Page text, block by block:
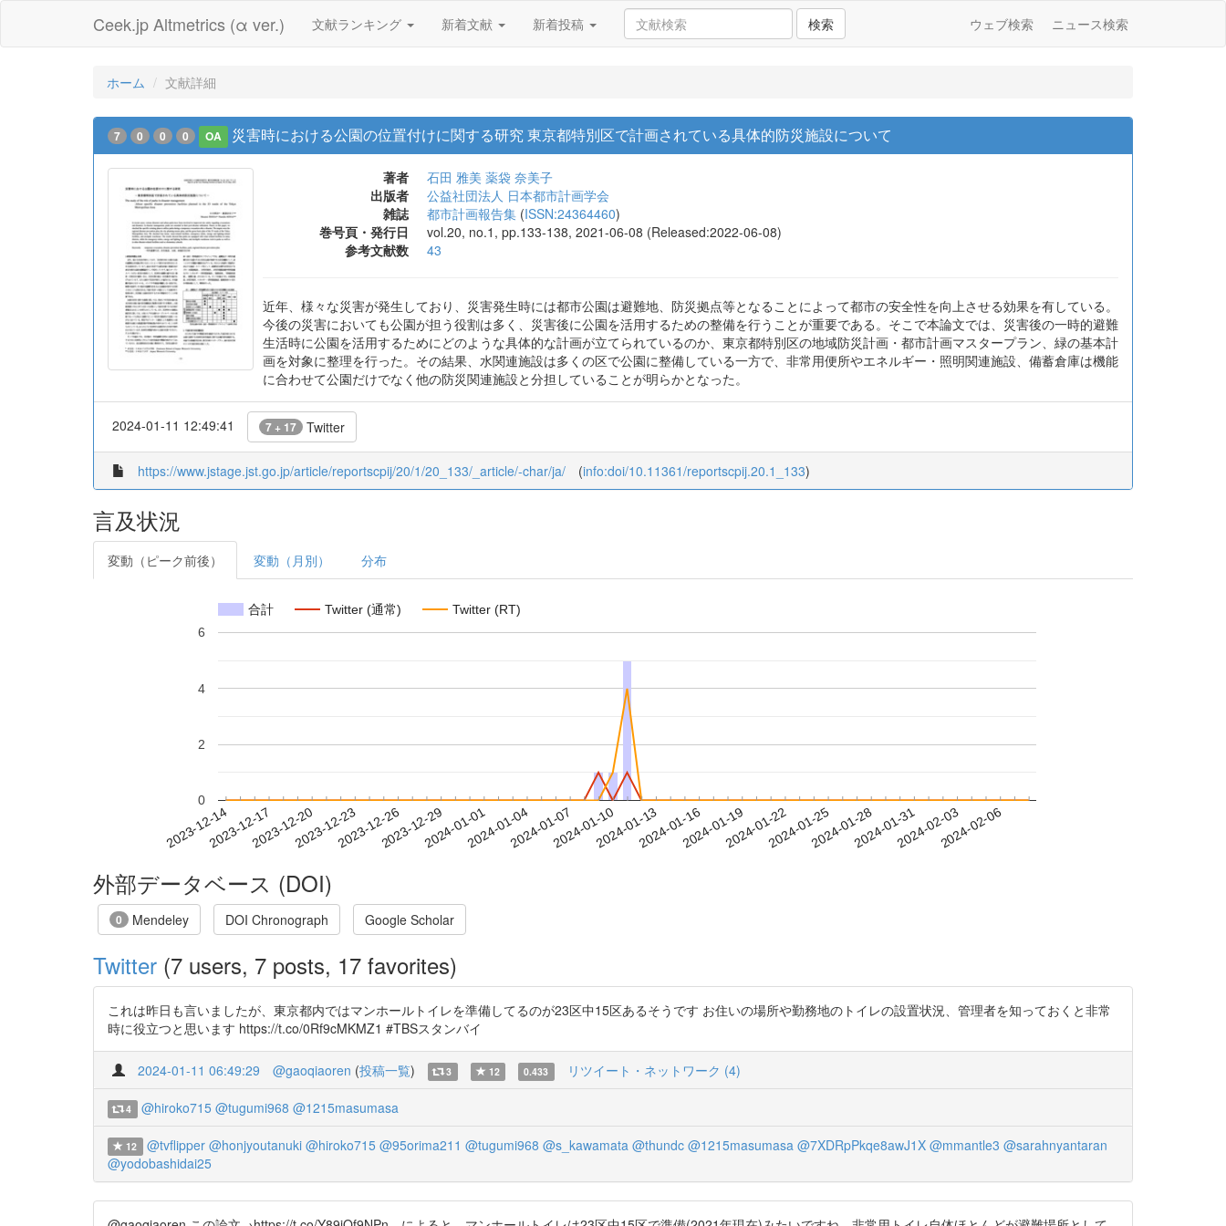
Ceek.jp Altmetrics (α ver.) 文献ランキング 新着文献 新着投稿 検索 ウェブ検索 ニュース検索
ホーム 文献詳細
7 0 0 0 OA 災害時における公園の位置付けに関する研究 東京都特別区で計画されている具体的防災施設について
著者 石田 雅美 薬袋 奈美子
出版者
公益社団法人 日本都市計画学会
雑誌
都市計画報告集 (ISSN:24364460)
巻号頁・発行日
vol.20, no.1, pp.133-138, 2021-06-08 (Released:2022-06-08)
参考文献数
43
近年、様々な災害が発生しており、災害発生時には都市公園は避難地、防災拠点等となることによって都市の安全性を向上させる効果を有している。
今後の災害においても公園が担う役割は多く、災害後に公園を活用するための整備を行うことが重要である。そこで本論文では、災害後の一時的避難
生活時に公園を活用するためにどのような具体的な計画が立てられているのか、東京都特別区の地域防災計画・都市計画マスタープラン、緑の基本計
画を対象に整理を行った。その結果、水関連施設は多くの区で公園に整備している一方で、非常用便所やエネルギー・照明関連施設、備蓄倉庫は機能
に合わせて公園だけでなく他の防災関連施設と分担していることが明らかとなった。
2024-01-11 12:49:41 7 + 17 Twitter
https://www.jstage.jst.go.jp/article/reportscpij/20/1/20_133/_article/-char/ja/ (info:doi/10.11361/reportscpij.20.1_133)
言及状況
変動（ピーク前後） 変動（月別） 分布
合計 Twitter (通常) Twitter (RT)
2023-12-142023-12-172023-12-202023-12-232023-12-262023-12-292024-01-012024-01-042024-01-072024-01-102024-01-132024-01-162024-01-192024-01-222024-01-252024-01-282024-01-312024-02-032024-02-06
0
2
4
6
外部データベース (DOI)
0 Mendeley DOI Chronograph Google Scholar
Twitter (7 users, 7 posts, 17 favorites)
これは昨日も言いましたが、東京都内ではマンホールトイレを準備してるのが23区中15区あるそうです お住いの場所や勤務地のトイレの設置状況、管理者を知っておくと非常
時に役立つと思います https://t.co/0Rf9cMKMZ1 #TBSスタンバイ
2024-01-11 06:49:29 @gaoqiaoren (投稿一覧) 3 12 0.433 リツイート・ネットワーク (4)
4 @hiroko715 @tugumi968 @1215masumasa
12 @tvflipper @honjyoutanuki @hiroko715 @95orima211 @tugumi968 @s_kawamata @thundc @1215masumasa @7XDRpPkqe8awJ1X @mmantle3 @sarahnyantaran
@yodobashidai25